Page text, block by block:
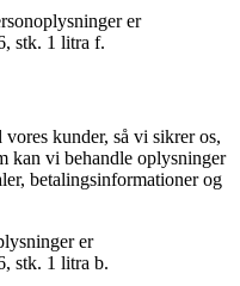
er
stk. 1 litra f.
kunder, så vi sikrer os,
kan vi behandle oplysninger
betalingsinformationer og
er
stk. 1 litra b.